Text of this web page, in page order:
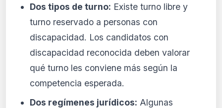
Dos tipos de turno: Existe turno libre y
turno reservado a personas con
discapacidad. Los candidatos con
discapacidad reconocida deben valorar
qué turno les conviene más según la
competencia esperada.
Dos regímenes jurídicos: Algunas